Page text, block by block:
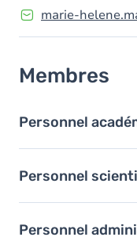
marie-
Membres
Personnel
Personnel
Personnel